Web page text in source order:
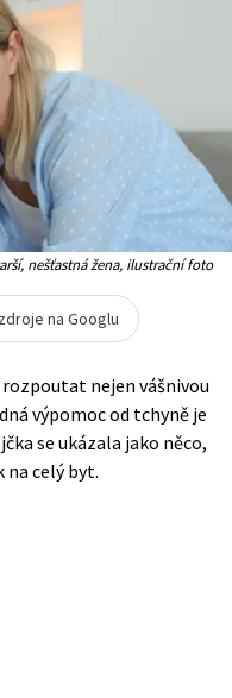
nešťastná žena, ilustrační foto
na Googlu
nejen vášnivou
výpomoc od tchyně je
se ukázala jako něco,
na celý byt.